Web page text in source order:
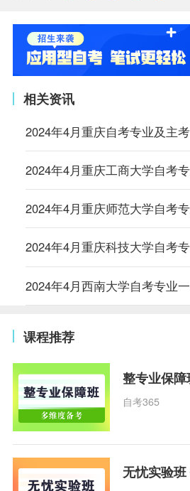
相关资讯
2024年4月重庆自考专业及主
2024年4月重庆工商大学自考
2024年4月重庆师范大学自考
2024年4月重庆科技大学自考
2024年4月西南大学自考专业
课程推荐
整专业保障
自考365
无忧实验